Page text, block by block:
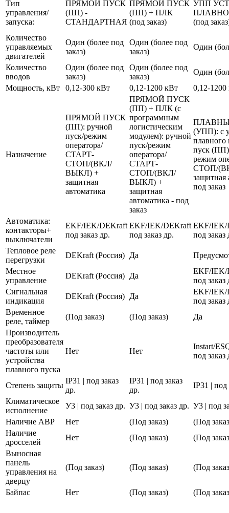
Тип
управления/
запуска:
ПРЯМОЙ ПУСК
(ПП) -
СТАНДАРТНАЯ
ПРЯМОЙ ПУСК
(ПП) + ПЛК
(под заказ)
УПП
(под
Количество
управляемых
двигателей
Один (более под
заказ)
Один (более под
заказ)
Один
Количество
вводов
Один (более под
заказ)
Один (более под
заказ)
Один
Мощность, кВт
0,12-300 кВт 0,12-1200 кВт 0,12-1200
Назначение
ПРЯМОЙ ПУСК
(ПП): ручной
пуск/режим
оператора/
СТАРТ-
СТОП/(ВКЛ/
ВЫКЛ) +
защитная
автоматика
ПРЯМОЙ ПУСК
(ПП) + ПЛК (с
программным
логистическим
модулем): ручной
пуск/режим
оператора/
СТАРТ-
СТОП/(ВКЛ/
ВЫКЛ) +
защитная
автоматика - под
заказ
(УПП): с
плавного
пуск
режим
СТОП/
защитная
под заказ
Автоматика:
контакторы+
выключатели
EKF/IEK/DEKraft
под заказ др.
EKF/IEK/DEKraft
под заказ др.
EKF/IEK/
под заказ
Тепловое реле
перегрузки
DEKraft (Россия) Да
Местное
управление
DEKraft (Россия) Да
EKF/IEK/
под заказ
Сигнальная
индикация
DEKraft (Россия) Да
EKF/IEK/
под заказ
Временное
реле, таймер
(Под заказ) (Под заказ)
Да
Производитель
преобразователя
частоты или
устройства
плавного пуска
Нет Нет
Instart/
под заказ
Степень защиты
IP31 | под заказ
др.
IP31 | под заказ
др.
IP31 | под
Климатическое
исполнение
У3 | под заказ др. У3 | под заказ др. У3 | под
Наличие АВР
Нет (Под заказ)
(Под
Наличие
дросселей
Нет (Под заказ)
(Под
Выносная
панель
управления на
дверцу
(Под заказ) (Под заказ) (Под
Байпас Нет (Под заказ) (Под